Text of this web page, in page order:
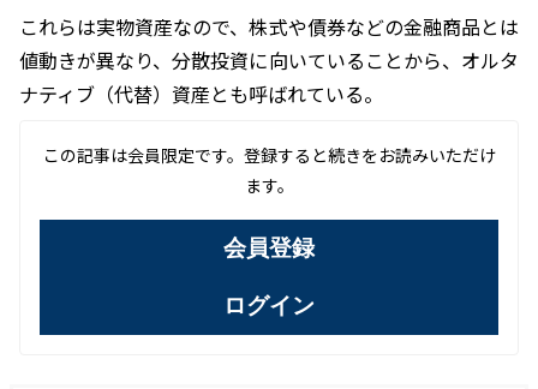
これらは実物資産なので、株式や債券などの金融商品とは
値動きが異なり、分散投資に向いていることから、オルタ
ナティブ（代替）資産とも呼ばれている。
この記事は会員限定です。登録すると続きをお読みいただけ
ます。
会員登録
ログイン